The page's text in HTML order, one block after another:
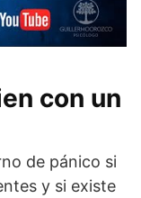
con un
de pánico si
y si existe